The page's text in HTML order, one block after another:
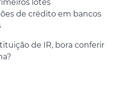
lotes
de crédito em bancos
de IR, bora conferir